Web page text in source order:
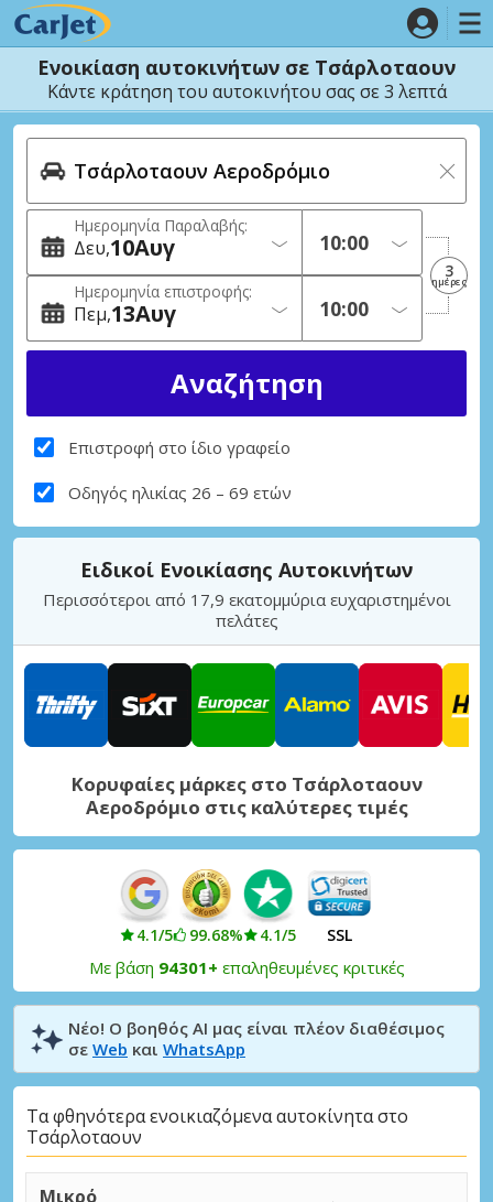
Ενοικίαση αυτοκινήτων σε Τσάρλοταουν
Κάντε κράτηση του αυτοκινήτου σας σε 3 λεπτά
Ημερομηνία Παραλαβής:
Δευ 10Αυγ
Ημερομηνία επιστροφής:
Πεμ 13Αυγ
3
ημέρες
Επιστροφή στο ίδιο γραφείο
Οδηγός ηλικίας 26 – 69 ετών
Ειδικοί Ενοικίασης Αυτοκινήτων
Περισσότεροι από 17,9 εκατομμύρια ευχαριστημένοι
πελάτες
Κορυφαίες μάρκες στο Τσάρλοταουν
Αεροδρόμιο στις καλύτερες τιμές
4.1/5 99.68% 4.1/5 SSL
Με βάση 94301+ επαληθευμένες κριτικές
Νέο! Ο βοηθός AI μας είναι πλέον διαθέσιμος
σε Web και WhatsApp
Τα φθηνότερα ενοικιαζόμενα αυτοκίνητα στο
Τσάρλοταουν
Μικρό